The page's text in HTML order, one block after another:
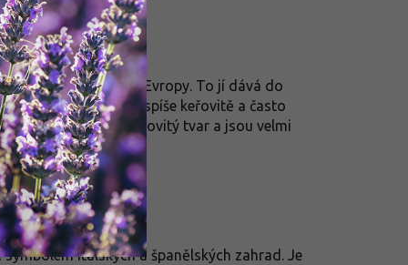
z kontinentální Evropy. To jí dává do
palem roste spíše keřovitě a často
půlkruhový až kulovitý tvar a jsou velmi
i barvou:
italských a španělských zahrad. Je